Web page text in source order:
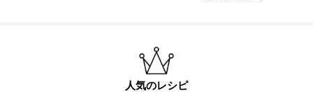
人気のレシピ